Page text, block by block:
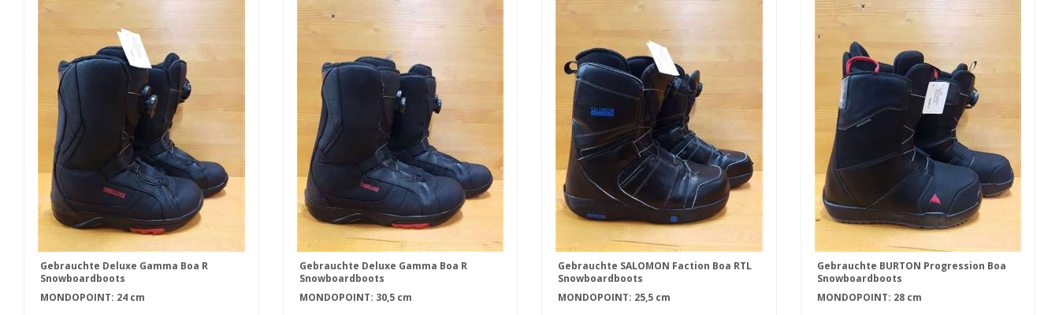
Gebrauchte Deluxe Gamma Boa R
Snowboardboots
MONDOPOINT: 24 cm
Gebrauchte Deluxe Gamma Boa R
Snowboardboots
MONDOPOINT: 30,5 cm
Gebrauchte SALOMON Faction Boa RTL
Snowboardboots
MONDOPOINT: 25,5 cm
Gebrauchte BURTON Progression Boa
Snowboardboots
MONDOPOINT: 28 cm